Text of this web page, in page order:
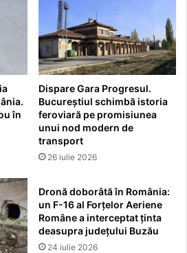
în
Dispare Gara Progresul.
Bucureștiul schimbă istoria
feroviară pe promisiunea
unui nod modern de
transport
26 iulie 2026
Dronă doborâtă în România:
un F-16 al Forțelor Aeriene
Române a interceptat ținta
deasupra județului Buzău
24 iulie 2026